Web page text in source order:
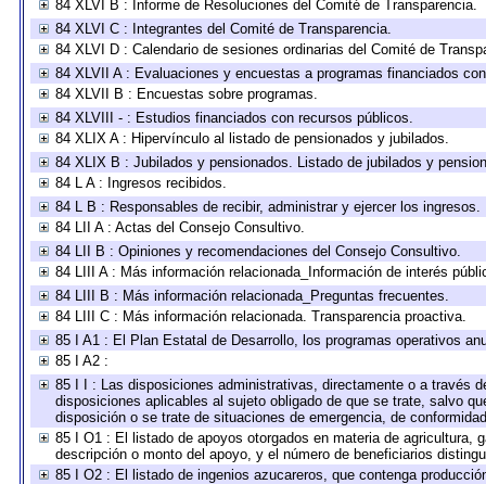
84 XLVI B : Informe de Resoluciones del Comité de Transparencia.
84 XLVI C : Integrantes del Comité de Transparencia.
84 XLVI D : Calendario de sesiones ordinarias del Comité de
84 XLVII A : Evaluaciones y encuestas a programas financiados
84 XLVII B : Encuestas sobre programas.
84 XLVIII - : Estudios financiados con recursos públicos.
84 XLIX A : Hipervínculo al listado de pensionados y jubilados.
84 XLIX B : Jubilados y pensionados. Listado de jubilados y
84 L A : Ingresos recibidos.
84 L B : Responsables de recibir, administrar y ejercer los ingresos.
84 LII A : Actas del Consejo Consultivo.
84 LII B : Opiniones y recomendaciones del Consejo Consultivo.
84 LIII A : Más información relacionada_Información de interés
84 LIII B : Más información relacionada_Preguntas frecuentes.
84 LIII C : Más información relacionada. Transparencia proactiva.
85 I A1 : El Plan Estatal de Desarrollo, los programas operativos
85 I A2 :
85 I I : Las disposiciones administrativas, directamente o a través
disposiciones aplicables al sujeto obligado de que se trate, salvo
disposición o se trate de situaciones de emergencia, de
85 I O1 : El listado de apoyos otorgados en materia de agricultura,
descripción o monto del apoyo, y el número de beneficiarios
85 I O2 : El listado de ingenios azucareros, que contenga